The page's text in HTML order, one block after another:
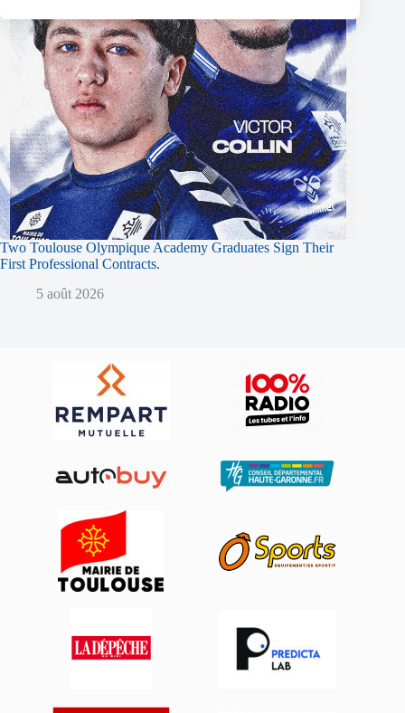
Two Toulouse Olympique Academy Graduates Sign Their
First Professional Contracts.
5 août 2026